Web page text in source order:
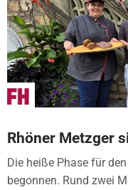
Rhöner Metzger
Die heiße Phase für
begonnen. Rund zwei